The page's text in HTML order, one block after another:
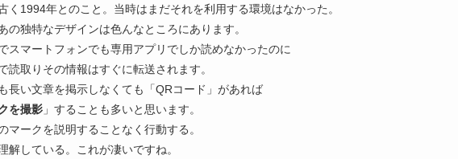
く1994年とのこと。当時はまだそれを利用する環境はなかった。
の独特なデザインは色んなところにあります。
スマートフォンでも専用アプリでしか読めなかったのに
読取りその情報はすぐに転送されます。
長い文章を掲示しなくても「QRコード」があれば
を撮影 」することも多いと思います。
マークを説明することなく行動する。
解している。これが凄いですね。